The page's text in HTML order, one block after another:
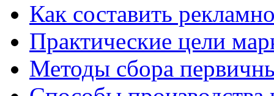
Как составить
Практические цели
Методы сбора